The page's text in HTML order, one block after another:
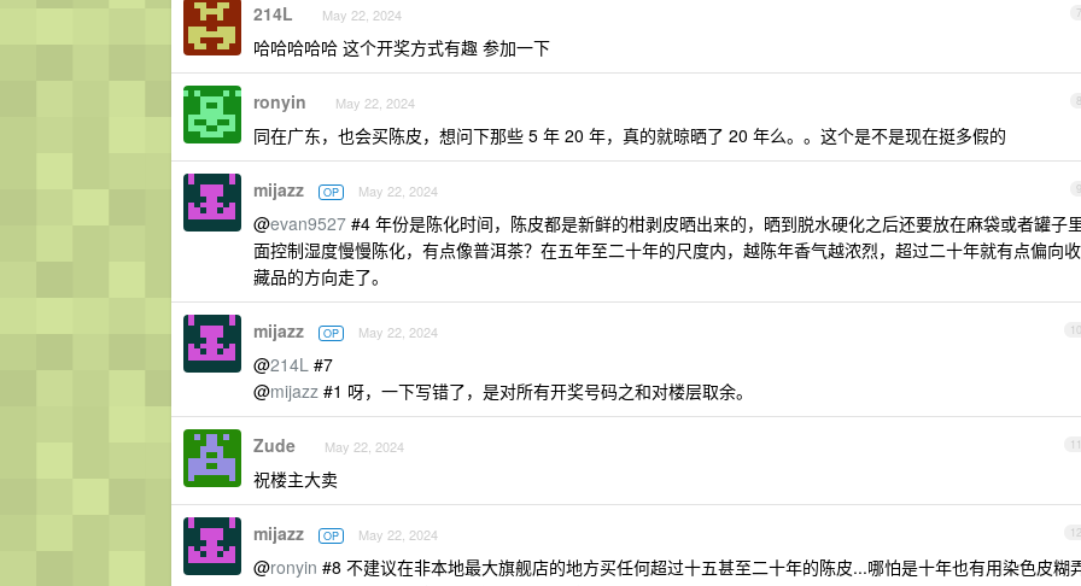
7
214L May 22, 2024
哈哈哈哈哈 这个开奖方式有趣 参加一下
8
ronyin May 22, 2024
同在广东，也会买陈皮，想问下那些 5 年 20 年，真的就晾晒了 20 年么。。这个是不是现在挺多假的
9
mijazz OP May 22, 2024
@evan9527 #4 年份是陈化时间，陈皮都是新鲜的柑剥皮晒出来的，晒到脱水硬化之后还要放在麻袋或者罐子
面控制湿度慢慢陈化，有点像普洱茶？在五年至二十年的尺度内，越陈年香气越浓烈，超过二十年就有点偏向收
藏品的方向走了。
10
mijazz OP May 22, 2024
@214L #7
@mijazz #1 呀，一下写错了，是对所有开奖号码之和对楼层取余。
11
Zude May 22, 2024
祝楼主大卖
12
mijazz OP May 22, 2024
@ronyin #8 不建议在非本地最大旗舰店的地方买任何超过十五甚至二十年的陈皮...哪怕是十年也有用染色皮糊